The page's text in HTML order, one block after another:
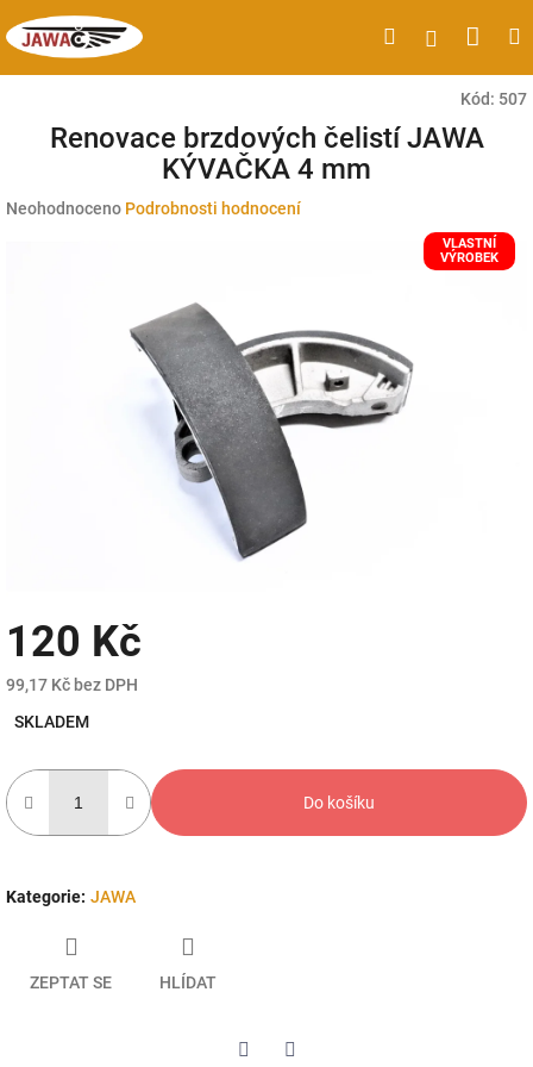
na
obsah
HledatPřihlášení
Kód: 507
Renovace brzdových čelistí JAWA
KÝVAČKA 4 mm
Průměrné
Neohodnoceno Podrobnosti hodnocení
VLASTNÍ
VÝROBEK
120 Kč
99,17 Kč bez DPH
cena:
SKLADEM
Do košíku
Kategorie: JAWA
ZEPTAT SE HLÍDAT